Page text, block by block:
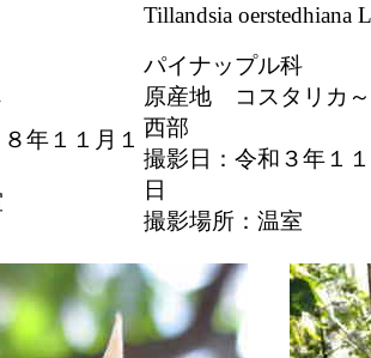
年１１月１
Tillandsia oerstedhiana
パイナップル科
原産地 コスタリカ
西部
撮影日：令和３年１
日
撮影場所：温室